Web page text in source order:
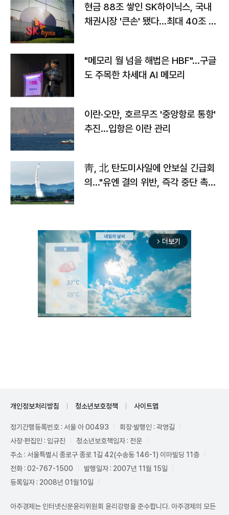
현금 88조 쌓인 SK하이닉스, 국내
채권시장 '큰손' 됐다…최대 40조 투
"메모리 월 넘을 해법은 HBF"…구글
도 주목한 차세대 AI 메모리
이란·오만, 호르무즈 '중앙항로 통항'
추진…입항은 이란 관리
靑, 北 탄도미사일에 안보실 긴급회
의…"유엔 결의 위반, 즉각 중단 촉
arrow_forward_ios 더보기
개인정보처리방침 청소년보호정책 사이트맵
정기간행등록번호 : 서울 아 00493
회장·발행인 : 곽영길
사장·편집인 : 임규진
청소년보호책임자 : 전운
주소 : 서울특별시 종로구 종로 1길 42(수송동 146-1) 이마빌딩 11층
전화 : 02-767-1500
발행일자 : 2007년 11월 15일
등록일자 : 2008년 01월10일
아주경제는 인터넷신문윤리위원회 윤리강령을 준수합니다. 아주경제의 모든